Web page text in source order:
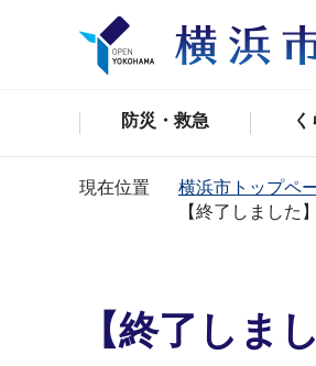
防災・救急
現在位置 横浜市トップペ
【終了しました
【終了しま